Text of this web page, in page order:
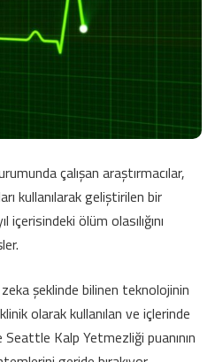
çalışan araştırmacılar,
kullanılarak geliştirilen bir
ölüm olasılığını
şeklinde bilinen teknolojinin
olarak kullanılan ve içlerinde
Kalp Yetmezliği puanının